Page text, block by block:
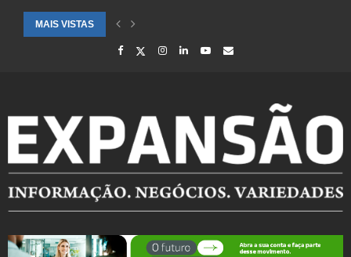
MAIS VISTAS
SAÚDE ALERTA PARA AUMENTO DE CASOS DE SÍNDROME GRIPAL